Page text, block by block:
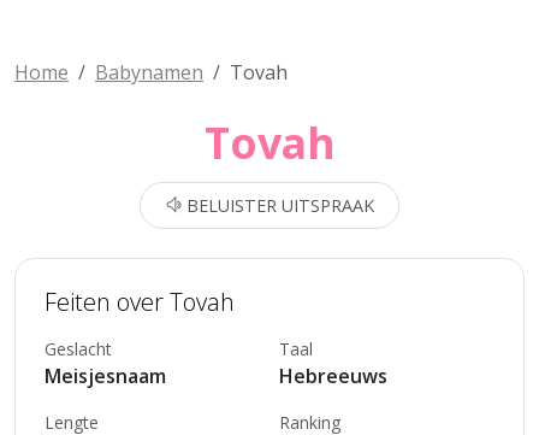
Home Babynamen Tovah
Tovah
BELUISTER UITSPRAAK
Feiten over Tovah
Geslacht
Meisjesnaam
Taal
Hebreeuws
Lengte Ranking